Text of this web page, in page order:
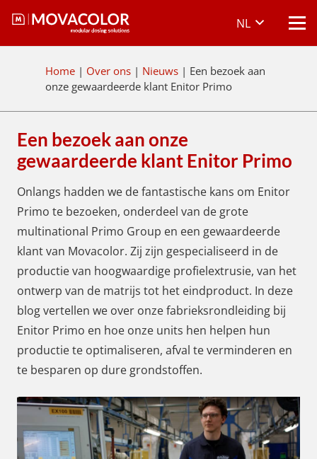
NL
Home | Over ons | Nieuws | Een bezoek aan
onze gewaardeerde klant Enitor Primo
Een bezoek aan onze
gewaardeerde klant Enitor Primo
Onlangs hadden we de fantastische kans om Enitor
Primo te bezoeken, onderdeel van de grote
multinational Primo Group en een gewaardeerde
klant van Movacolor. Zij zijn gespecialiseerd in de
productie van hoogwaardige profielextrusie, van het
ontwerp van de matrijs tot het eindproduct. In deze
blog vertellen we over onze fabrieksrondleiding bij
Enitor Primo en hoe onze units hen helpen hun
productie te optimaliseren, afval te verminderen en
te besparen op dure grondstoffen.